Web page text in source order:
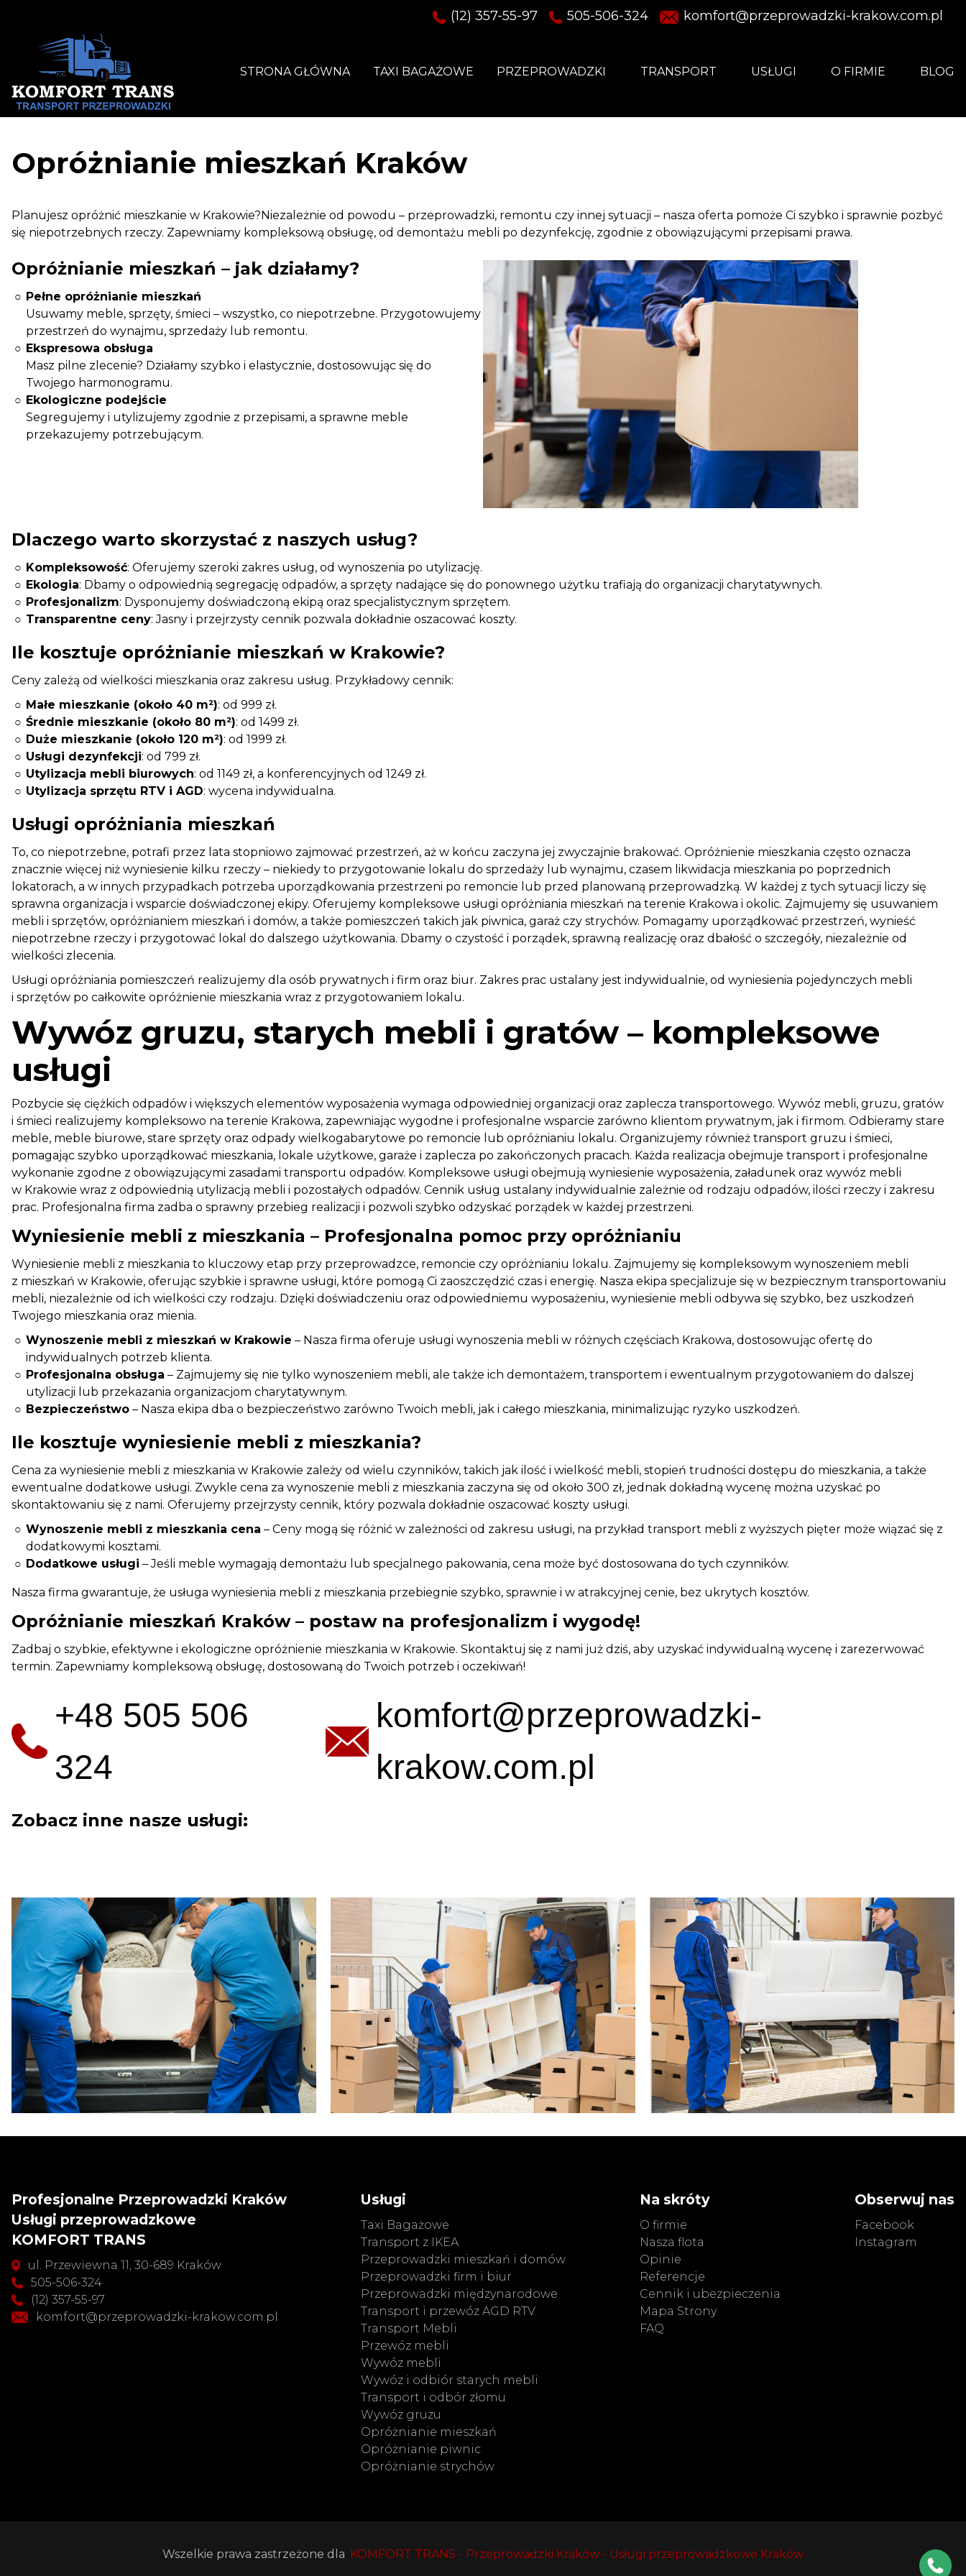
Skip
(12) 357-55-97 505-506-324 komfort@przeprowadzki-krakow.com.pl
STRONA GŁÓWNA TAXI BAGAŻOWE PRZEPROWADZKI TRANSPORT USŁUGI O FIRMIE BLOG
Opróżnianie mieszkań Kraków
Planujesz opróżnić mieszkanie w Krakowie?Niezależnie od powodu – przeprowadzki, remontu czy innej sytuacji – nasza oferta pomoże Ci szybko i sprawnie pozbyć
się niepotrzebnych rzeczy. Zapewniamy kompleksową obsługę, od demontażu mebli po dezynfekcję, zgodnie z obowiązującymi przepisami prawa.
Opróżnianie mieszkań – jak działamy?
Pełne opróżnianie mieszkań
Usuwamy meble, sprzęty, śmieci – wszystko, co niepotrzebne. Przygotowujemy
przestrzeń do wynajmu, sprzedaży lub remontu.
Ekspresowa obsługa
Masz pilne zlecenie? Działamy szybko i elastycznie, dostosowując się do
Twojego harmonogramu.
Ekologiczne podejście
Segregujemy i utylizujemy zgodnie z przepisami, a sprawne meble
przekazujemy potrzebującym.
Dlaczego warto skorzystać z naszych usług?
Kompleksowość: Oferujemy szeroki zakres usług, od wynoszenia po utylizację.
Ekologia: Dbamy o odpowiednią segregację odpadów, a sprzęty nadające się do ponownego użytku trafiają do organizacji charytatywnych.
Profesjonalizm: Dysponujemy doświadczoną ekipą oraz specjalistycznym sprzętem.
Transparentne ceny: Jasny i przejrzysty cennik pozwala dokładnie oszacować koszty.
Ile kosztuje opróżnianie mieszkań w Krakowie?
Ceny zależą od wielkości mieszkania oraz zakresu usług. Przykładowy cennik:
Małe mieszkanie (około 40 m²): od 999 zł.
Średnie mieszkanie (około 80 m²): od 1499 zł.
Duże mieszkanie (około 120 m²): od 1999 zł.
Usługi dezynfekcji: od 799 zł.
Utylizacja mebli biurowych: od 1149 zł, a konferencyjnych od 1249 zł.
Utylizacja sprzętu RTV i AGD: wycena indywidualna.
Usługi opróżniania mieszkań
To, co niepotrzebne, potrafi przez lata stopniowo zajmować przestrzeń, aż w końcu zaczyna jej zwyczajnie brakować. Opróżnienie mieszkania często oznacza
znacznie więcej niż wyniesienie kilku rzeczy – niekiedy to przygotowanie lokalu do sprzedaży lub wynajmu, czasem likwidacja mieszkania po poprzednich
lokatorach, a w innych przypadkach potrzeba uporządkowania przestrzeni po remoncie lub przed planowaną przeprowadzką. W każdej z tych sytuacji liczy się
sprawna organizacja i wsparcie doświadczonej ekipy. Oferujemy kompleksowe usługi opróżniania mieszkań na terenie Krakowa i okolic. Zajmujemy się usuwaniem
mebli i sprzętów, opróżnianiem mieszkań i domów, a także pomieszczeń takich jak piwnica, garaż czy strychów. Pomagamy uporządkować przestrzeń, wynieść
niepotrzebne rzeczy i przygotować lokal do dalszego użytkowania. Dbamy o czystość i porządek, sprawną realizację oraz dbałość o szczegóły, niezależnie od
wielkości zlecenia.
Usługi opróżniania pomieszczeń realizujemy dla osób prywatnych i firm oraz biur. Zakres prac ustalany jest indywidualnie, od wyniesienia pojedynczych mebli
i sprzętów po całkowite opróżnienie mieszkania wraz z przygotowaniem lokalu.
Wywóz gruzu, starych mebli i gratów – kompleksowe
usługi
Pozbycie się ciężkich odpadów i większych elementów wyposażenia wymaga odpowiedniej organizacji oraz zaplecza transportowego. Wywóz mebli, gruzu, gratów
i śmieci realizujemy kompleksowo na terenie Krakowa, zapewniając wygodne i profesjonalne wsparcie zarówno klientom prywatnym, jak i firmom. Odbieramy stare
meble, meble biurowe, stare sprzęty oraz odpady wielkogabarytowe po remoncie lub opróżnianiu lokalu. Organizujemy również transport gruzu i śmieci,
pomagając szybko uporządkować mieszkania, lokale użytkowe, garaże i zaplecza po zakończonych pracach. Każda realizacja obejmuje transport i profesjonalne
wykonanie zgodne z obowiązującymi zasadami transportu odpadów. Kompleksowe usługi obejmują wyniesienie wyposażenia, załadunek oraz wywóz mebli
w Krakowie wraz z odpowiednią utylizacją mebli i pozostałych odpadów. Cennik usług ustalany indywidualnie zależnie od rodzaju odpadów, ilości rzeczy i zakresu
prac. Profesjonalna firma zadba o sprawny przebieg realizacji i pozwoli szybko odzyskać porządek w każdej przestrzeni.
Wyniesienie mebli z mieszkania – Profesjonalna pomoc przy opróżnianiu
Wyniesienie mebli z mieszkania to kluczowy etap przy przeprowadzce, remoncie czy opróżnianiu lokalu. Zajmujemy się kompleksowym wynoszeniem mebli
z mieszkań w Krakowie, oferując szybkie i sprawne usługi, które pomogą Ci zaoszczędzić czas i energię. Nasza ekipa specjalizuje się w bezpiecznym transportowaniu
mebli, niezależnie od ich wielkości czy rodzaju. Dzięki doświadczeniu oraz odpowiedniemu wyposażeniu, wyniesienie mebli odbywa się szybko, bez uszkodzeń
Twojego mieszkania oraz mienia.
Wynoszenie mebli z mieszkań w Krakowie – Nasza firma oferuje usługi wynoszenia mebli w różnych częściach Krakowa, dostosowując ofertę do
indywidualnych potrzeb klienta.
Profesjonalna obsługa – Zajmujemy się nie tylko wynoszeniem mebli, ale także ich demontażem, transportem i ewentualnym przygotowaniem do dalszej
utylizacji lub przekazania organizacjom charytatywnym.
Bezpieczeństwo – Nasza ekipa dba o bezpieczeństwo zarówno Twoich mebli, jak i całego mieszkania, minimalizując ryzyko uszkodzeń.
Ile kosztuje wyniesienie mebli z mieszkania?
Cena za wyniesienie mebli z mieszkania w Krakowie zależy od wielu czynników, takich jak ilość i wielkość mebli, stopień trudności dostępu do mieszkania, a także
ewentualne dodatkowe usługi. Zwykle cena za wynoszenie mebli z mieszkania zaczyna się od około 300 zł, jednak dokładną wycenę można uzyskać po
skontaktowaniu się z nami. Oferujemy przejrzysty cennik, który pozwala dokładnie oszacować koszty usługi.
Wynoszenie mebli z mieszkania cena – Ceny mogą się różnić w zależności od zakresu usługi, na przykład transport mebli z wyższych pięter może wiązać się z
dodatkowymi kosztami.
Dodatkowe usługi – Jeśli meble wymagają demontażu lub specjalnego pakowania, cena może być dostosowana do tych czynników.
Nasza firma gwarantuje, że usługa wyniesienia mebli z mieszkania przebiegnie szybko, sprawnie i w atrakcyjnej cenie, bez ukrytych kosztów.
Opróżnianie mieszkań Kraków – postaw na profesjonalizm i wygodę!
Zadbaj o szybkie, efektywne i ekologiczne opróżnienie mieszkania w Krakowie. Skontaktuj się z nami już dziś, aby uzyskać indywidualną wycenę i zarezerwować
termin. Zapewniamy kompleksową obsługę, dostosowaną do Twoich potrzeb i oczekiwań!
+48 505 506
324
komfort@przeprowadzki-
krakow.com.pl
Zobacz inne nasze usługi:
Profesjonalne Przeprowadzki Kraków
Usługi przeprowadzkowe
KOMFORT TRANS
ul. Przewiewna 11, 30-689 Kraków
505-506-324
(12) 357-55-97
komfort@przeprowadzki-krakow.com.pl
Usługi
Taxi Bagażowe
Transport z IKEA
Przeprowadzki mieszkań i domów
Przeprowadzki firm i biur
Przeprowadzki międzynarodowe
Transport i przewóz AGD RTV
Transport Mebli
Przewóz mebli
Wywóz mebli
Wywóz i odbiór starych mebli
Transport i odbór złomu
Wywóz gruzu
Opróżnianie mieszkań
Opróżnianie piwnic
Opróżnianie strychów
Na skróty
O firmie
Nasza flota
Opinie
Referencje
Cennik i ubezpieczenia
Mapa Strony
FAQ
Obserwuj nas
Facebook
Instagram
Wszelkie prawa zastrzeżone dla KOMFORT TRANS - Przeprowadzki Kraków - Usługi przeprowadzkowe Kraków